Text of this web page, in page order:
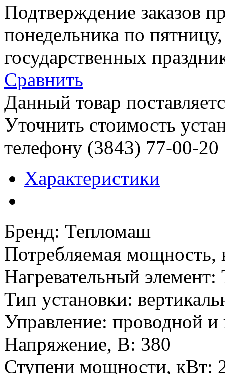
Подтверждение заказов
понедельника по
государственных
Сравнить
Данный товар
Уточнить стоимость
телефону (3843) 77-00-20
Характеристики
Бренд: Тепломаш
Потребляемая мощность,
Нагревательный элемент:
Тип установки:
Управление: проводной
Напряжение, В: 380
Ступени мощности, кВт: